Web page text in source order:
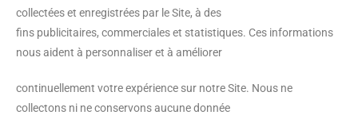
collectées et enregistrées par le Site, à des
fins publicitaires, commerciales et statistiques. Ces informations
nous aident à personnaliser et à améliorer
continuellement votre expérience sur notre Site. Nous ne
collectons ni ne conservons aucune donnée